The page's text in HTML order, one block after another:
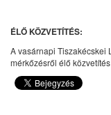
ÉLŐ KÖZVETÍTÉS:
A vasárnapi Tiszakécskei
mérkőzésről élő közvetítés